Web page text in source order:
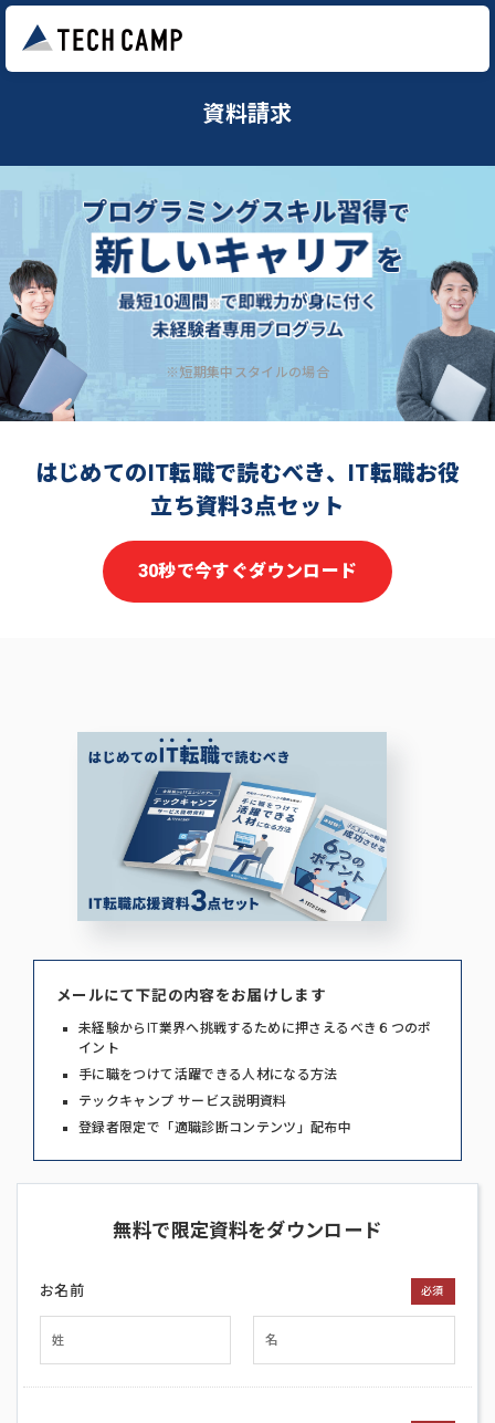
資料請求
※短期集中スタイルの場合
はじめてのIT転職で読むべき、IT転職お役
立ち資料3点セット
30秒で今すぐダウンロード
メールにて下記の内容をお届けします
未経験からIT業界へ挑戦するために押さえるべき６つのポ
イント
手に職をつけて活躍できる人材になる方法
テックキャンプ サービス説明資料
登録者限定で「適職診断コンテンツ」配布中
無料で限定資料をダウンロード
お名前 必須